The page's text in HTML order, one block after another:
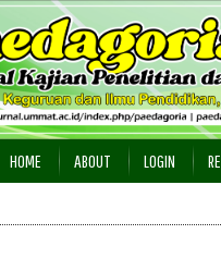
HOME ABOUT LOGIN